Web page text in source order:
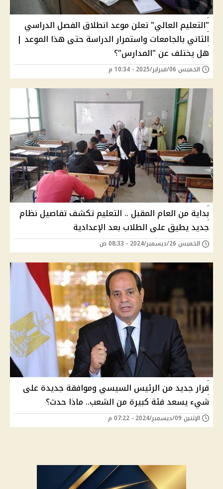
"التعليم العالي" تعلن موعد انطلاق الفصل الدراسي
الثاني بالجامعات واستمرار الدراسة حتى هذا الموعد |
هل يختلف عن "المدارس"؟
الخميس 06/فبراير/2025 - 10:34 م
بداية من العام المقبل .. التعليم تكشف تفاصيل نظام
جديد يطيق على الطلاب بعد الإعدادية
الخميس 26/ديسمبر/2024 - 08:33 ص
قرار جديد من الرئيس السيسي وموافقة جديدة على
شيء يسعد فئة كبيرة من الشعب.. ماذا حدث؟
الإثنين 09/ديسمبر/2024 - 07:22 م